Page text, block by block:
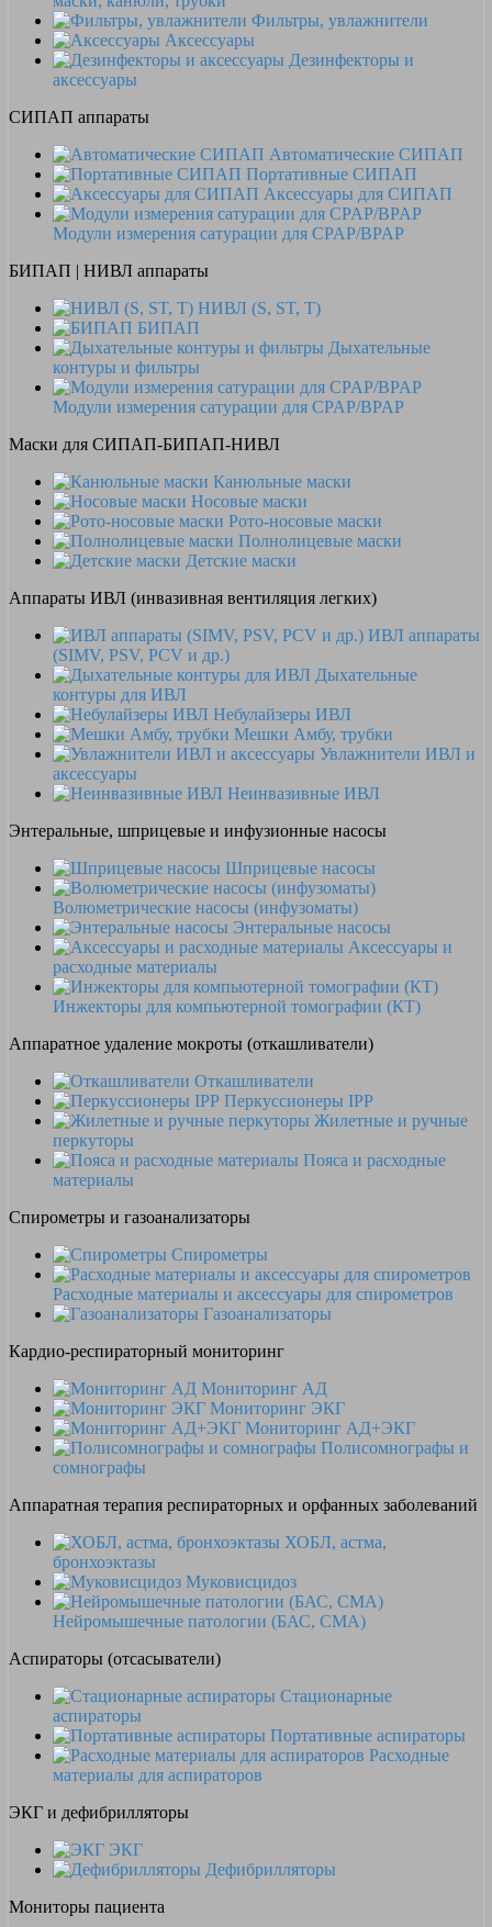
Фильтры, увлажнители
Аксессуары
Дезинфекторы и
аксессуары
СИПАП аппараты
Автоматические СИПАП
Портативные СИПАП
Аксессуары для СИПАП
Модули измерения сатурации для CPAP/BPAP
БИПАП | НИВЛ аппараты
НИВЛ (S, ST, T)
БИПАП
Дыхательные
контуры и фильтры
Модули измерения сатурации для CPAP/BPAP
Маски для СИПАП-БИПАП-НИВЛ
Канюльные маски
Носовые маски
Рото-носовые маски
Полнолицевые маски
Детские маски
Аппараты ИВЛ (инвазивная вентиляция легких)
ИВЛ аппараты
(SIMV, PSV, PCV и др.)
Дыхательные
контуры для ИВЛ
Небулайзеры ИВЛ
Мешки Амбу, трубки
Увлажнители ИВЛ и
аксессуары
Неинвазивные ИВЛ
Энтеральные, шприцевые и инфузионные насосы
Шприцевые насосы
Волюметрические насосы (инфузоматы)
Энтеральные насосы
Аксессуары и
расходные материалы
Инжекторы для компьютерной томографии (КТ)
Аппаратное удаление мокроты (откашливатели)
Откашливатели
Перкуссионеры IPP
Жилетные и ручные
перкуторы
Пояса и расходные
материалы
Спирометры и газоанализаторы
Спирометры
Расходные материалы и аксессуары для спирометров
Газоанализаторы
Кардио-респираторный мониторинг
Мониторинг АД
Мониторинг ЭКГ
Мониторинг АД+ЭКГ
Полисомнографы и
сомнографы
Аппаратная терапия респираторных и орфанных заболеваний
ХОБЛ, астма,
бронхоэктазы
Муковисцидоз
Нейромышечные патологии (БАС, СМА)
Аспираторы (отсасыватели)
Стационарные
аспираторы
Портативные аспираторы
Расходные
материалы для аспираторов
ЭКГ и дефибрилляторы
ЭКГ
Дефибрилляторы
Мониторы пациента